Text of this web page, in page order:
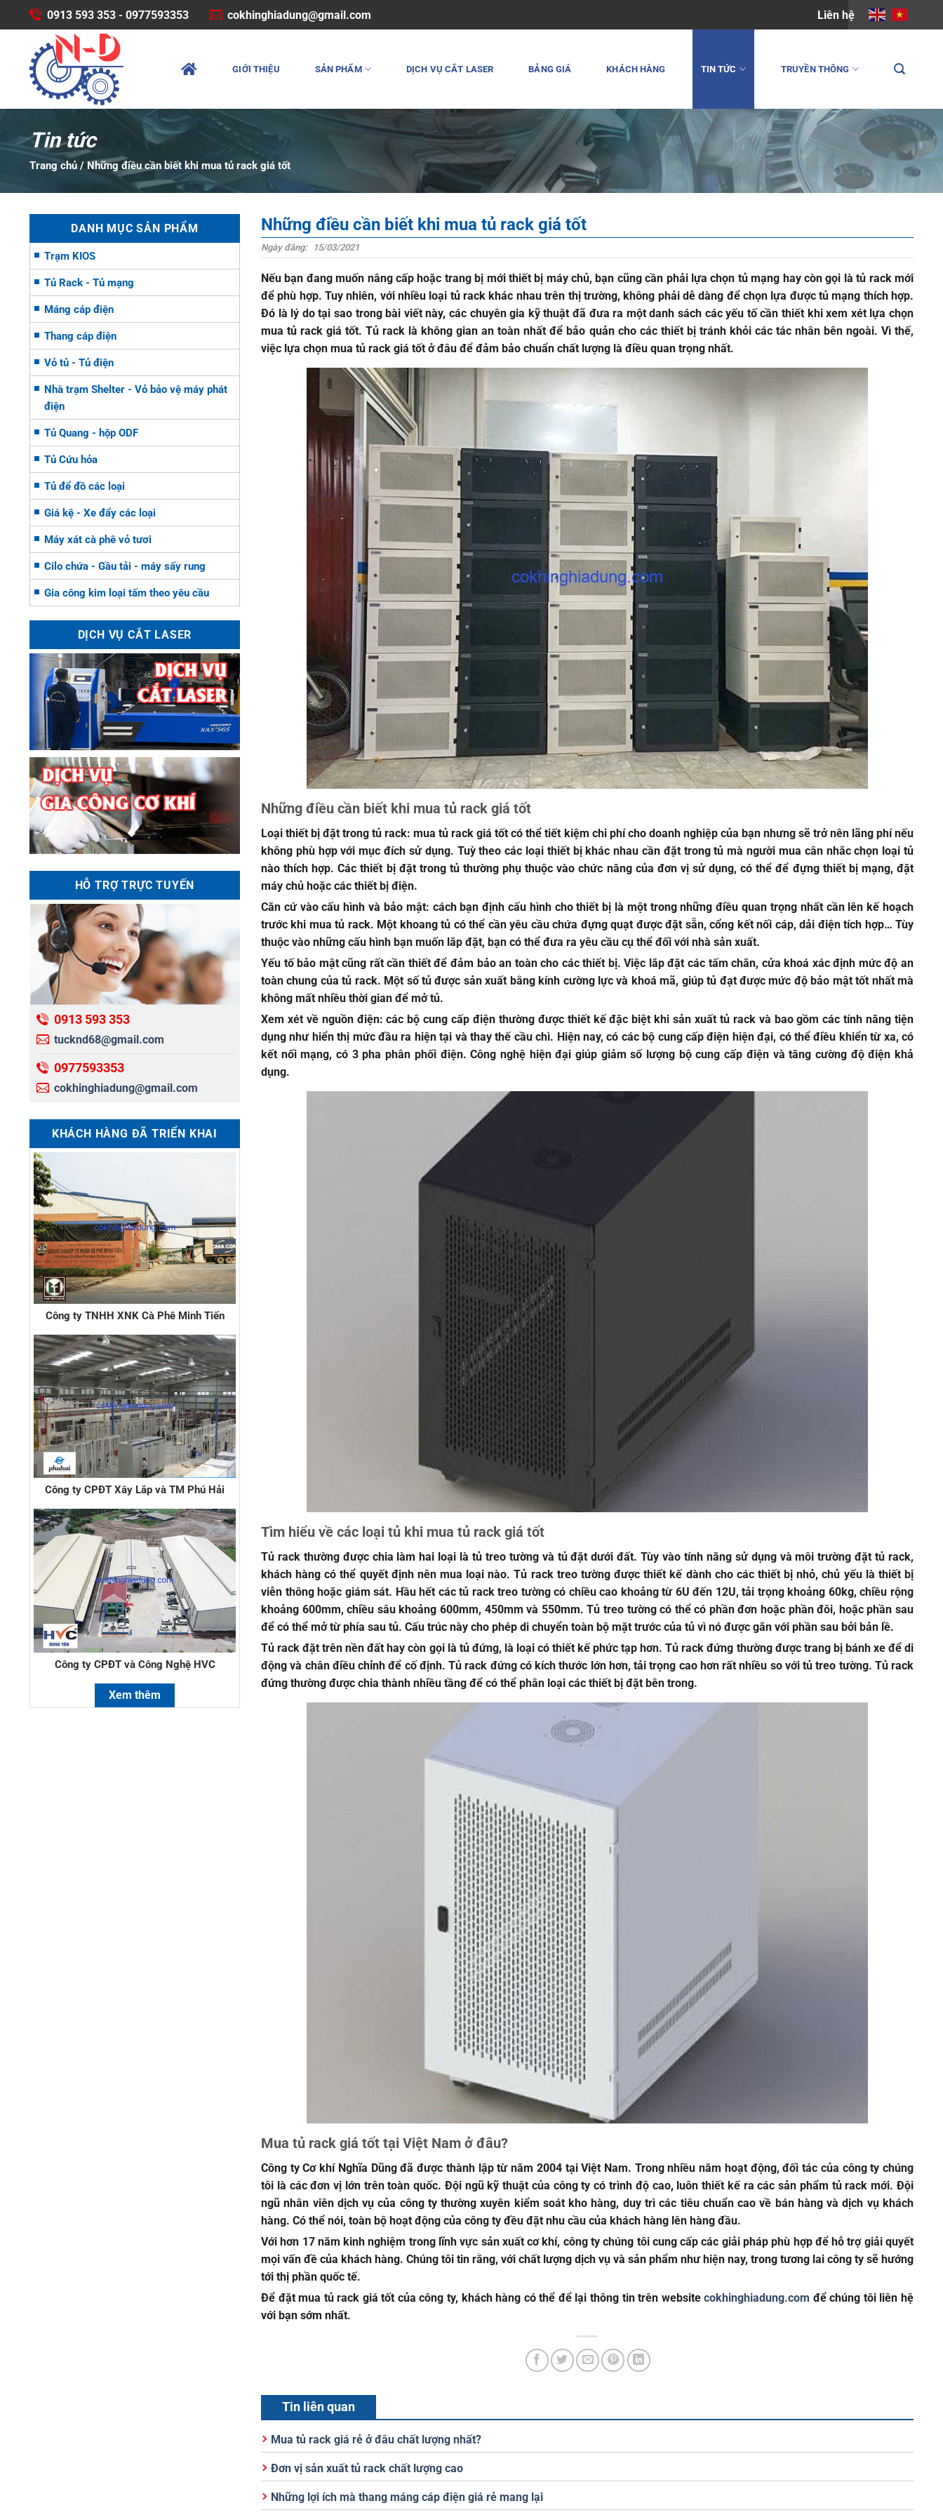
0913 593 353 - 0977593353 cokhinghiadung@gmail.com Liên hệ
GIỚI THIỆU SẢN PHẨM DỊCH VỤ CẮT LASER BẢNG GIÁ KHÁCH HÀNG TIN TỨC TRUYỀN THÔNG
Tin tức
Trang chủ / Những điều cần biết khi mua tủ rack giá tốt
DANH MỤC SẢN PHẨM
Trạm KIOS
Tủ Rack - Tủ mạng
Máng cáp điện
Thang cáp điện
Vỏ tủ - Tủ điện
Nhà trạm Shelter - Vỏ bảo vệ máy phát
điện
Tủ Quang - hộp ODF
Tủ Cứu hỏa
Tủ để đồ các loại
Giá kệ - Xe đẩy các loại
Máy xát cà phê vỏ tươi
Cilo chứa - Gầu tải - máy sấy rung
Gia công kim loại tấm theo yêu cầu
DỊCH VỤ CẮT LASER
HỖ TRỢ TRỰC TUYẾN
0913 593 353
tucknd68@gmail.com
0977593353
cokhinghiadung@gmail.com
KHÁCH HÀNG ĐÃ TRIỂN KHAI
Công ty TNHH XNK Cà Phê Minh Tiến
Công ty CPĐT Xây Lắp và TM Phú Hải
Công ty CPĐT và Công Nghệ HVC
Xem thêm
Những điều cần biết khi mua tủ rack giá tốt
Ngày đăng: 15/03/2021
Nếu bạn đang muốn nâng cấp hoặc trang bị mới thiết bị máy chủ, bạn cũng cần phải lựa chọn tủ mạng hay còn gọi là tủ rack mới
để phù hợp. Tuy nhiên, với nhiều loại tủ rack khác nhau trên thị trường, không phải dễ dàng để chọn lựa được tủ mạng thích hợp.
Đó là lý do tại sao trong bài viết này, các chuyên gia kỹ thuật đã đưa ra một danh sách các yếu tố cần thiết khi xem xét lựa chọn
mua tủ rack giá tốt. Tủ rack là không gian an toàn nhất để bảo quản cho các thiết bị tránh khỏi các tác nhân bên ngoài. Vì thế,
việc lựa chọn mua tủ rack giá tốt ở đâu để đảm bảo chuẩn chất lượng là điều quan trọng nhất.
Những điều cần biết khi mua tủ rack giá tốt
Loại thiết bị đặt trong tủ rack: mua tủ rack giá tốt có thể tiết kiệm chi phí cho doanh nghiệp của bạn nhưng sẽ trở nên lãng phí nếu
không phù hợp với mục đích sử dụng. Tuỳ theo các loại thiết bị khác nhau cần đặt trong tủ mà người mua cân nhắc chọn loại tủ
nào thích hợp. Các thiết bị đặt trong tủ thường phụ thuộc vào chức năng của đơn vị sử dụng, có thể để đựng thiết bị mạng, đặt
máy chủ hoặc các thiết bị điện.
Căn cứ vào cấu hình và bảo mật: cách bạn định cấu hình cho thiết bị là một trong những điều quan trọng nhất cần lên kế hoạch
trước khi mua tủ rack. Một khoang tủ có thể cần yêu cầu chứa đựng quạt được đặt sẵn, cổng kết nối cáp, dải điện tích hợp… Tùy
thuộc vào những cấu hình bạn muốn lắp đặt, bạn có thể đưa ra yêu cầu cụ thể đối với nhà sản xuất.
Yếu tố bảo mật cũng rất cần thiết để đảm bảo an toàn cho các thiết bị. Việc lắp đặt các tấm chắn, cửa khoá xác định mức độ an
toàn chung của tủ rack. Một số tủ được sản xuất bằng kính cường lực và khoá mã, giúp tủ đạt được mức độ bảo mật tốt nhất mà
không mất nhiều thời gian để mở tủ.
Xem xét về nguồn điện: các bộ cung cấp điện thường được thiết kế đặc biệt khi sản xuất tủ rack và bao gồm các tính năng tiện
dụng như hiển thị mức đầu ra hiện tại và thay thế cầu chì. Hiện nay, có các bộ cung cấp điện hiện đại, có thể điều khiển từ xa, có
kết nối mạng, có 3 pha phân phối điện. Công nghệ hiện đại giúp giảm số lượng bộ cung cấp điện và tăng cường độ điện khả
dụng.
Tìm hiểu về các loại tủ khi mua tủ rack giá tốt
Tủ rack thường được chia làm hai loại là tủ treo tường và tủ đặt dưới đất. Tùy vào tính năng sử dụng và môi trường đặt tủ rack,
khách hàng có thể quyết định nên mua loại nào. Tủ rack treo tường được thiết kế dành cho các thiết bị nhỏ, chủ yếu là thiết bị
viễn thông hoặc giám sát. Hầu hết các tủ rack treo tường có chiều cao khoảng từ 6U đến 12U, tải trọng khoảng 60kg, chiều rộng
khoảng 600mm, chiều sâu khoảng 600mm, 450mm và 550mm. Tủ treo tường có thể có phần đơn hoặc phần đôi, hoặc phần sau
để có thể mở từ phía sau tủ. Cấu trúc này cho phép di chuyển toàn bộ mặt trước của tủ vì nó được gắn với phần sau bởi bản lề.
Tủ rack đặt trên nền đất hay còn gọi là tủ đứng, là loại có thiết kế phức tạp hơn. Tủ rack đứng thường được trang bị bánh xe để di
động và chân điều chỉnh để cố định. Tủ rack đứng có kích thước lớn hơn, tải trọng cao hơn rất nhiều so với tủ treo tường. Tủ rack
đứng thường được chia thành nhiều tầng để có thể phân loại các thiết bị đặt bên trong.
Mua tủ rack giá tốt tại Việt Nam ở đâu?
Công ty Cơ khí Nghĩa Dũng đã được thành lập từ năm 2004 tại Việt Nam. Trong nhiều năm hoạt động, đối tác của công ty chúng
tôi là các đơn vị lớn trên toàn quốc. Đội ngũ kỹ thuật của công ty có trình độ cao, luôn thiết kế ra các sản phẩm tủ rack mới. Đội
ngũ nhân viên dịch vụ của công ty thường xuyên kiểm soát kho hàng, duy trì các tiêu chuẩn cao về bán hàng và dịch vụ khách
hàng. Có thể nói, toàn bộ hoạt động của công ty đều đặt nhu cầu của khách hàng lên hàng đầu.
Với hơn 17 năm kinh nghiệm trong lĩnh vực sản xuất cơ khí, công ty chúng tôi cung cấp các giải pháp phù hợp để hỗ trợ giải quyết
mọi vấn đề của khách hàng. Chúng tôi tin rằng, với chất lượng dịch vụ và sản phẩm như hiện nay, trong tương lai công ty sẽ hướng
tới thị phần quốc tế.
Để đặt mua tủ rack giá tốt của công ty, khách hàng có thể để lại thông tin trên websitecokhinghiadung.com để chúng tôi liên hệ
với bạn sớm nhất.
Tin liên quan
Mua tủ rack giá rẻ ở đâu chất lượng nhất?
Đơn vị sản xuất tủ rack chất lượng cao
Những lợi ích mà thang máng cáp điện giá rẻ mang lại